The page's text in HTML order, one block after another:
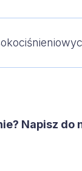
Napisz do